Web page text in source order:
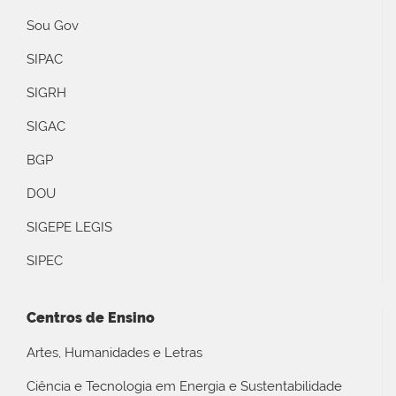
Sou Gov
SIPAC
SIGRH
SIGAC
BGP
DOU
SIGEPE LEGIS
SIPEC
Centros de Ensino
Artes, Humanidades e Letras
Ciência e Tecnologia em Energia e Sustentabilidade